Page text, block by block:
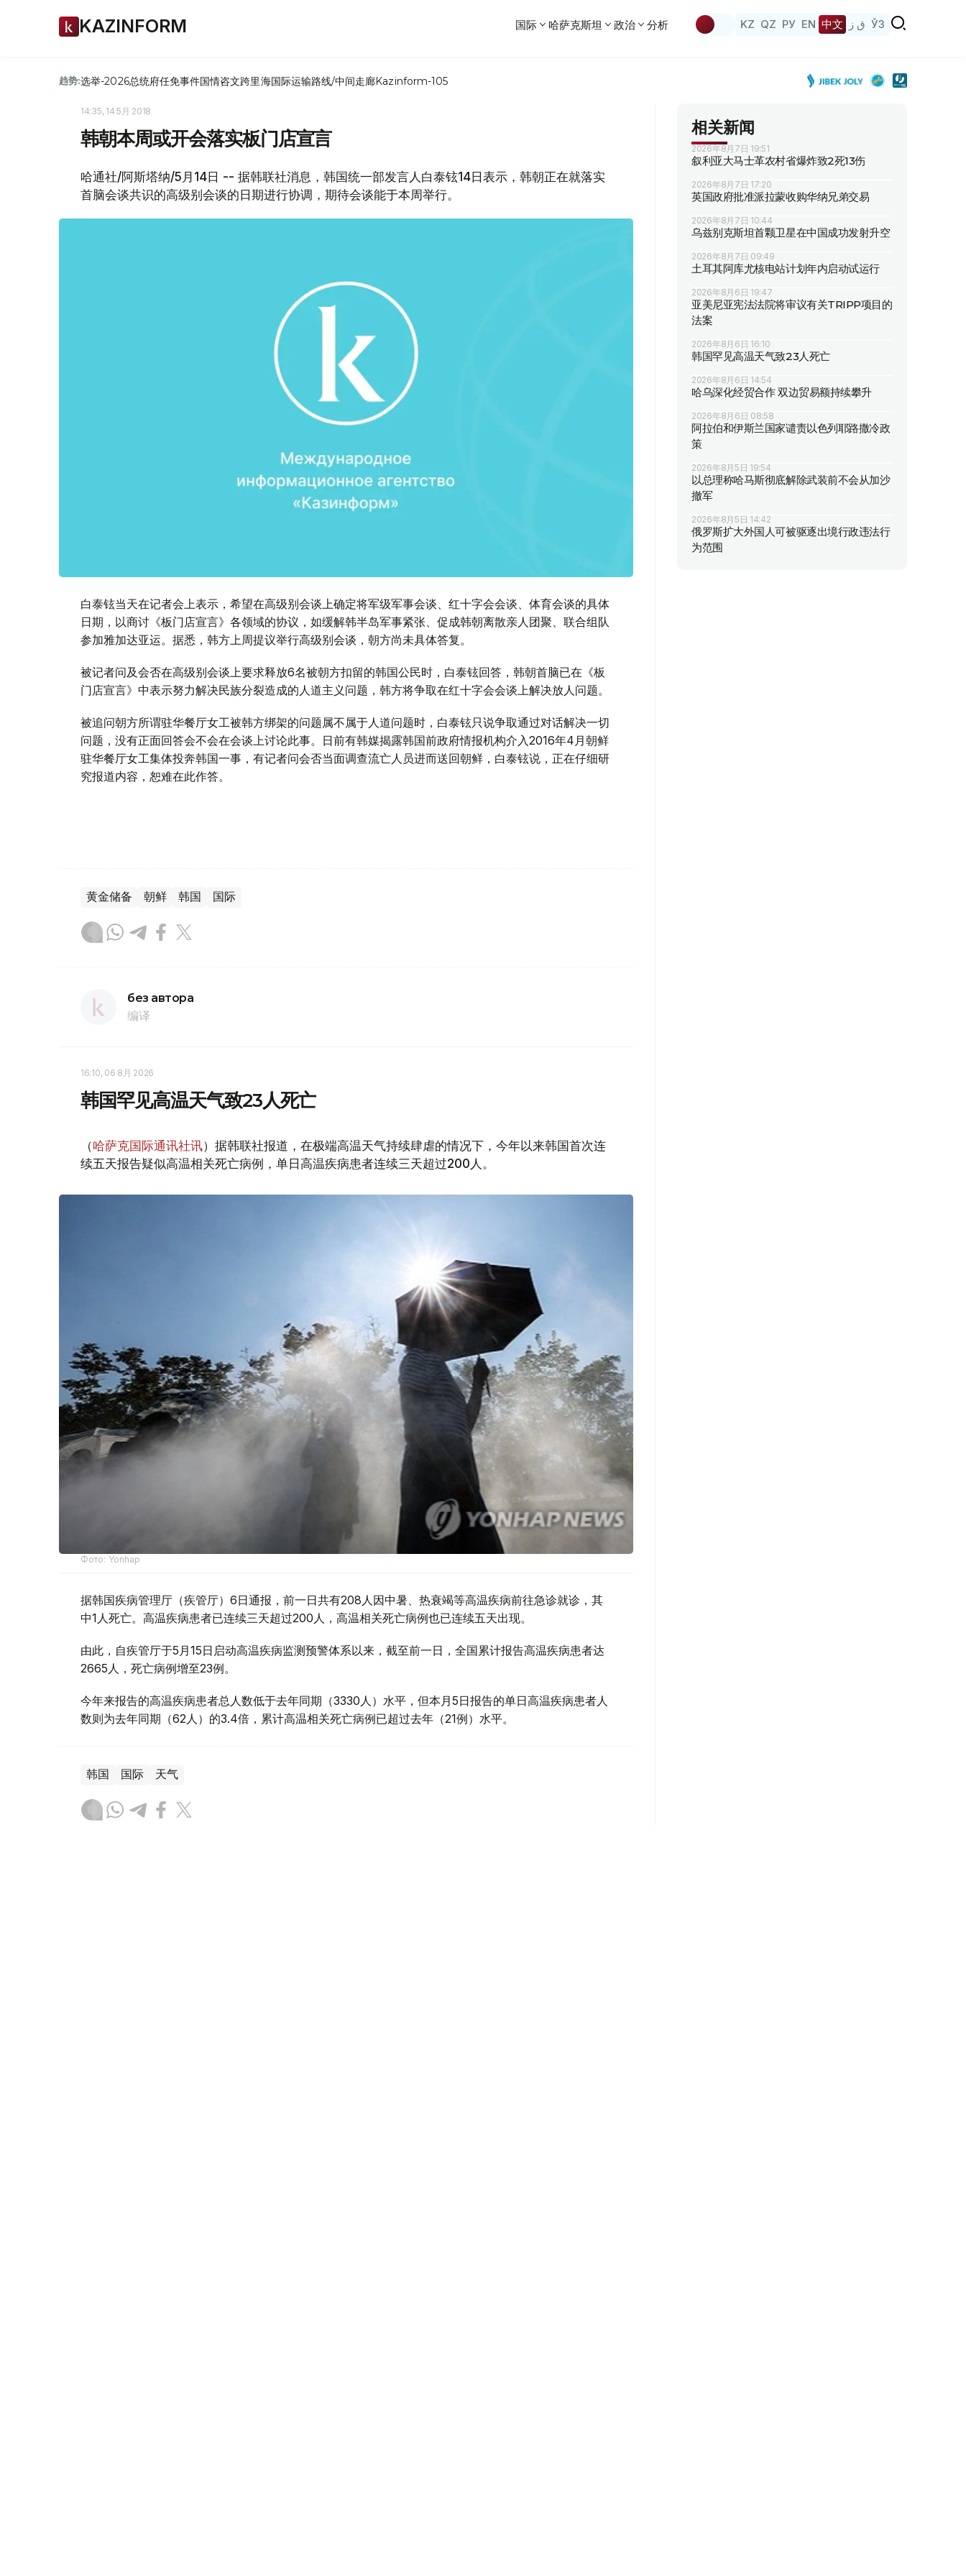
KAZINFORM 国际 哈萨克斯坦 政治 分析 KZ QZ РУ EN 中文 ق ز ЎЗ
趋势:选举-2026总统府任免事件国情咨文跨里海国际运输路线/中间走廊Kazinform-105
14:35, 14 5月 2018
韩朝本周或开会落实板门店宣言
哈通社/阿斯塔纳/5月14日 -- 据韩联社消息，韩国统一部发言人白泰铉14日表示，韩朝正在就落实
首脑会谈共识的高级别会谈的日期进行协调，期待会谈能于本周举行。
白泰铉当天在记者会上表示，希望在高级别会谈上确定将军级军事会谈、红十字会会谈、体育会谈的具体
日期，以商讨《板门店宣言》各领域的协议，如缓解韩半岛军事紧张、促成韩朝离散亲人团聚、联合组队
参加雅加达亚运。据悉，韩方上周提议举行高级别会谈，朝方尚未具体答复。
被记者问及会否在高级别会谈上要求释放6名被朝方扣留的韩国公民时，白泰铉回答，韩朝首脑已在《板
门店宣言》中表示努力解决民族分裂造成的人道主义问题，韩方将争取在红十字会会谈上解决放人问题。
被追问朝方所谓驻华餐厅女工被韩方绑架的问题属不属于人道问题时，白泰铉只说争取通过对话解决一切
问题，没有正面回答会不会在会谈上讨论此事。日前有韩媒揭露韩国前政府情报机构介入2016年4月朝鲜
驻华餐厅女工集体投奔韩国一事，有记者问会否当面调查流亡人员进而送回朝鲜，白泰铉说，正在仔细研
究报道内容，恕难在此作答。
黄金储备 朝鲜 韩国 国际
без автора
编译
16:10, 06 8月 2026
韩国罕见高温天气致23人死亡
（哈萨克国际通讯社讯）据韩联社报道，在极端高温天气持续肆虐的情况下，今年以来韩国首次连
续五天报告疑似高温相关死亡病例，单日高温疾病患者连续三天超过200人。
Фото: Yonhap
据韩国疾病管理厅（疾管厅）6日通报，前一日共有208人因中暑、热衰竭等高温疾病前往急诊就诊，其
中1人死亡。高温疾病患者已连续三天超过200人，高温相关死亡病例也已连续五天出现。
由此，自疾管厅于5月15日启动高温疾病监测预警体系以来，截至前一日，全国累计报告高温疾病患者达
2665人，死亡病例增至23例。
今年来报告的高温疾病患者总人数低于去年同期（3330人）水平，但本月5日报告的单日高温疾病患者人
数则为去年同期（62人）的3.4倍，累计高温相关死亡病例已超过去年（21例）水平。
韩国 国际 天气
相关新闻
2026年8月7日 19:51
叙利亚大马士革农村省爆炸致2死13伤
2026年8月7日 17:20
英国政府批准派拉蒙收购华纳兄弟交易
2026年8月7日 10:44
乌兹别克斯坦首颗卫星在中国成功发射升空
2026年8月7日 09:49
土耳其阿库尤核电站计划年内启动试运行
2026年8月6日 19:47
亚美尼亚宪法法院将审议有关TRIPP项目的
法案
2026年8月6日 16:10
韩国罕见高温天气致23人死亡
2026年8月6日 14:54
哈乌深化经贸合作 双边贸易额持续攀升
2026年8月6日 08:58
阿拉伯和伊斯兰国家谴责以色列耶路撒冷政
策
2026年8月5日 19:54
以总理称哈马斯彻底解除武装前不会从加沙
撤军
2026年8月5日 14:42
俄罗斯扩大外国人可被驱逐出境行政违法行
为范围